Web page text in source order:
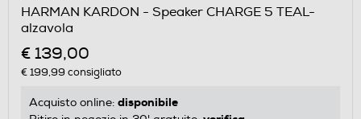
HARMAN KARDON - Speaker CHARGE 5 TEAL-
alzavola
€ 139,00
€ 199,99 consigliato
Acquisto online: disponibile